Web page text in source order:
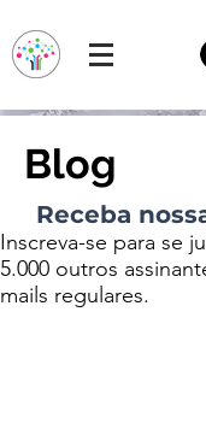
Blog
Receba
Inscreva-se para se
5.000 outros
mails regulares.